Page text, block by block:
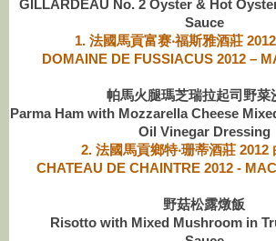
GILLARDEAU No. 2 Oyster & Hot
Sauce
1. 法國馬貢富赛‧福斯雅酒莊
DOMAINE DE FUSSIACUS 2012 –
帕馬火腿瑪芝瑞拉起司野菜
Parma Ham with Mozzarella Cheese
Oil Vinegar Dressing
2. 法國馬貢鄉特‧珊蒂酒莊 2012
CHATEAU DE CHAINTRE 2012 -
野菇松露燉飯
Risotto with Mixed Mushroom in